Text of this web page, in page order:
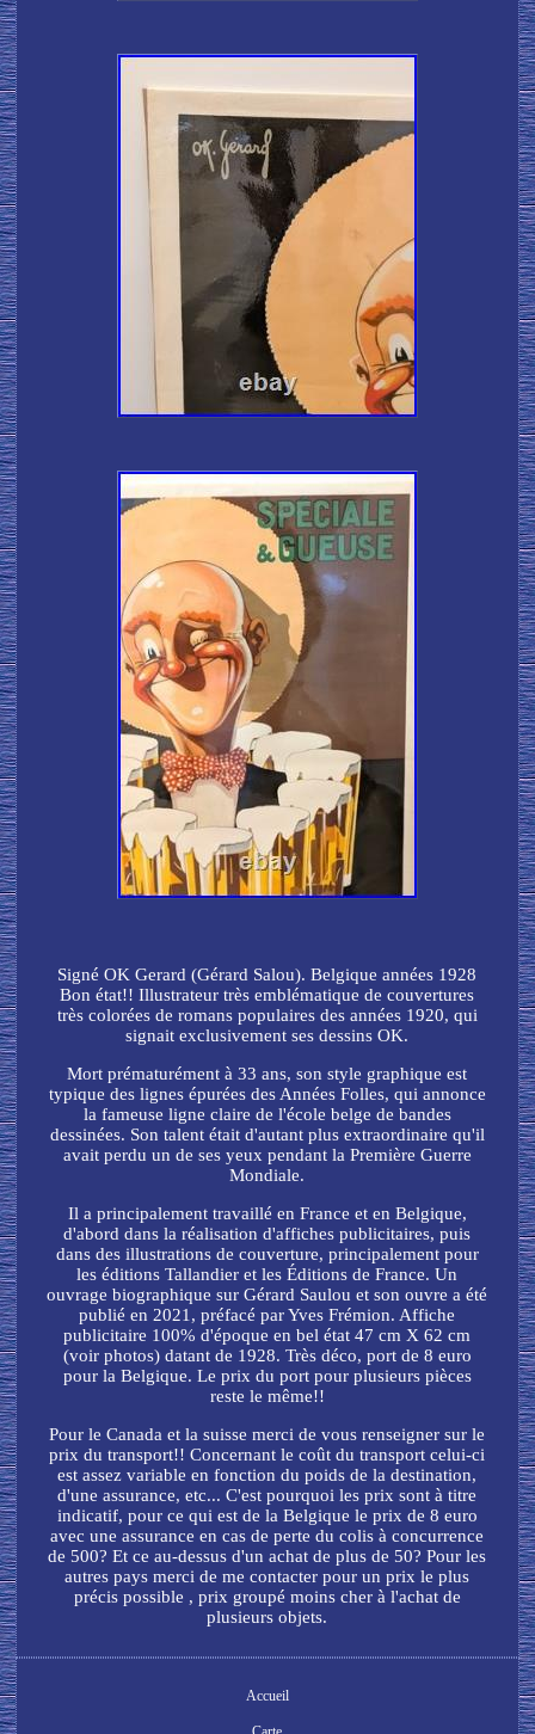
Signé OK Gerard (Gérard Salou). Belgique années 1928
Bon état!! Illustrateur très emblématique de couvertures
très colorées de romans populaires des années 1920, qui
signait exclusivement ses dessins OK.
Mort prématurément à 33 ans, son style graphique est
typique des lignes épurées des Années Folles, qui annonce
la fameuse ligne claire de l'école belge de bandes
dessinées. Son talent était d'autant plus extraordinaire qu'il
avait perdu un de ses yeux pendant la Première Guerre
Mondiale.
Il a principalement travaillé en France et en Belgique,
d'abord dans la réalisation d'affiches publicitaires, puis
dans des illustrations de couverture, principalement pour
les éditions Tallandier et les Éditions de France. Un
ouvrage biographique sur Gérard Saulou et son ouvre a été
publié en 2021, préfacé par Yves Frémion. Affiche
publicitaire 100% d'époque en bel état 47 cm X 62 cm
(voir photos) datant de 1928. Très déco, port de 8 euro
pour la Belgique. Le prix du port pour plusieurs pièces
reste le même!!
Pour le Canada et la suisse merci de vous renseigner sur le
prix du transport!! Concernant le coût du transport celui-ci
est assez variable en fonction du poids de la destination,
d'une assurance, etc... C'est pourquoi les prix sont à titre
indicatif, pour ce qui est de la Belgique le prix de 8 euro
avec une assurance en cas de perte du colis à concurrence
de 500? Et ce au-dessus d'un achat de plus de 50? Pour les
autres pays merci de me contacter pour un prix le plus
précis possible , prix groupé moins cher à l'achat de
plusieurs objets.
Accueil